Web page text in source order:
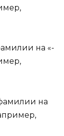
на «-
на